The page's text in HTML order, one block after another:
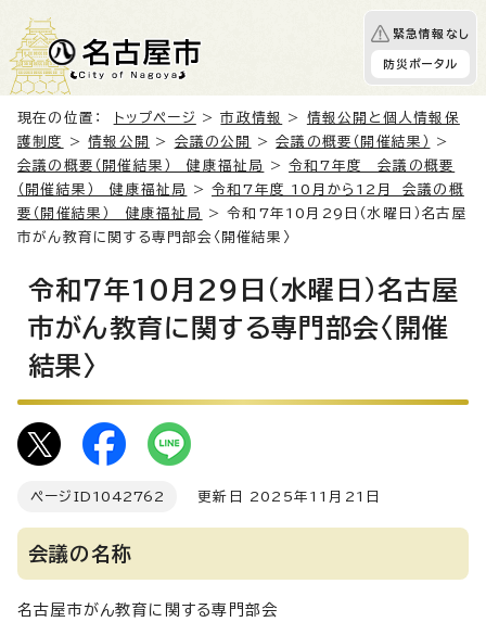
緊急情報なし
防災ポータル
現在の位置： トップページ >市政情報 > 情報公開と個人情報保
護制度
>情報公開 > 会議の公開 >会議の概要（開催結果）
>
会議の概要（開催結果） 健康福祉局
>令和7年度 会議の概要
（開催結果） 健康福祉局
>令和7年度 10月から12月 会議の概
要（開催結果） 健康福祉局
> 令和7年10月29日（水曜日）名古屋
市がん教育に関する専門部会〈開催結果〉
令和7年10月29日（水曜日）名古屋
市がん教育に関する専門部会〈開催
結果〉
ページID 1042762 更新日 2025年11月21日
会議の名称
名古屋市がん教育に関する専門部会